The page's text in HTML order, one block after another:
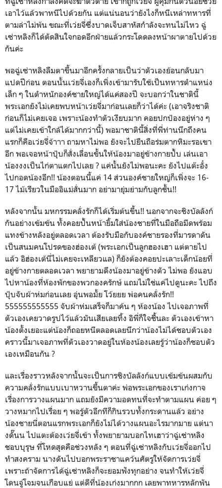
เอาไว้แล้วพาหนีไปด้วยกัน แต่แน่นอนว่ายังไงก็หนีเหล่าทหารที่
ตามล่าไม่พ้น ขณะที่เว่ยจี่ซึ่งบาดเจ็บสาหัสกำลังจะทนไม่ไหว ฉู่
เซ่าหลิงก็ได้ตัดสินใจกอดอีกฝ่ายแล้วกระโดดลงหน้าผาตายไปด้วย
กันค่ะ
พอฉู่เซ่าหลิงลืมตาขึ้นมาอีกครั้งกลายเป็นว่าตัวเองย้อนกลับมา
แปดปีก่อน ตอนนั้นเว่ยจี่เองก็เพิ่งเข้ามารับใช้เป็นทหารตำแหน่ง
เล็ก ๆ ในตำหนักองค์ชายใหญ่ได้แค่สองปี จะบอกว่าในชาตินี้
พระเอกยังไม่เคยพบหน้าเว่ยจี่มาก่อนเลยก็ว่าได้ค่ะ (เอาจริงชาติ
ก่อนก็ไม่เคยเจอ เพราะน้องทำตัวเงียบมาก คอยปกป้องอยู่ห่าง ๆ
แต่ไม่เคยเข้าใกล้ได้มากกว่านี้) พอมาชาตินี้สิ่งที่พี่ท่านนึกถึงคน
แรกก็คือเว่ยจี่จ้าาา ถามหาไม่พอ ยังจะไปยืนถือร่มตากหิมะรอเขา
อีก พอเจอหน้าปุ้บก็สั่งเลื่อนขั้นให้น้องมาอยู่ข้างกายปั้บ เล่นเอา
น้องงงเป็นไก่ตาแตกไปเลย ? แค่นั้นยังไม่พอนะคะ ยังไปแต๊ะอั๋ง
ไปกอดน้องอีก!! น้องตอนนี้แค่ 14 ส่วนองค์ชายใหญ่ก็เพิ่งจะ 16-
17 ไม้เรียวในมืออิแม่สั่นมาก อย่ามายุ่มย่ามกับลูกชั้น!!
หลังจากนั้น มหกรรมคลั่งรักก็ได้เริ่มต้นขึ้น!! นอกจากจะชิงบัลลังก์
กันอย่างเข้มข้น ทั้งคอยปั้นหน้ายิ้มใส่น้องชายที่ในมือถือมีดพร้อม
แทงข้างหลังอยู่ตลอดเวลา ต้องรับมือกับองค์ชายรองที่มารดาดัน
เป็นสนมคนโปรดของฮ่องเต้ (พระเอกเป็นลูกฮองเฮา แต่ตายไป
แล้ว อิฮ่องเต้นี่ไม่เคยจะเหลียวแล) ก็ยังต้องคอยปะเลาะเด็กน้อยที่
อยู่ข้างกายตลอดเวลา พยายามดึงน้องมาอยู่ข้างตัว ไม่พอ ยังแอบ
ไปหาน้องที่ห้องพักของพวกองครักษ์ แถมไม่ใช่แค่ไปดูนะคะ ไปถึง
ปุ้บจับผ้าห่มก่อนเลย อุ่นพอมั้ย โว้ยยย พ่อคนคลั่งรัก!!
555555555555 จับผ้าห่มเสร็จก็มาค้น ๆ ห้องน้อง ไปเจอภาพที่
ตัวเองเคยวาดรูปไว้แล้วมันเสียเลยทิ้ง อิพี่ก็ใจชื้นละ ตัวเองเข้าหา
น้องตั้งเยอะแต่น้องก็ถอยหนีตลอดเลยนึกว่าน้องไม่ได้ชอบตัวเอง
คราวนี้มาเจอภาพที่ตัวเองวาดอยู่ในห้องน้องเลยรู้ว่าน้องก็ชอบตัว
เองเหมือนกัน ?
และเรื่องราวหลังจากนั้นจะเป็นการชิงบัลลังก์แบบเข้มข้นผสมกับ
ความคลั่งรักแบบเบาหวานขึ้นตาค่ะ พ่อพระเอกของเราเก่งกาจ
เรื่องการวางแผนมาก แถมยังมีความอดทนที่จะทำตามแผน ค่อย ๆ
วางหมากไปเรื่อย ๆ พอรู้ตัวอีกทีก็กินรวบทั้งกระดานแล้ว อย่าง
น้องชายนี่ตอนแรกพระเอกก็ยังไม่ได้วางแผนอะไรมากมาย แต่นา
งดั๊นน ไปแตะต้องเว่ยจี่เข้า ทั้งพยายามบอกไทเฮาว่าฉู่เซ่าหลิง
ชอบบุรุษ ที่โหดสุดคือช่วงหลัง ๆ ตอนที่ฉู่เซ่าหลิงกับเว่ยจี่ออกไป
ทำสงคราม นางดันไปบอกพระราชาแคว้นศัตรูให้จัดการเว่ยจี่
เพราะถ้าจัดการได้ฉู่เซ่าหลิงก็จะยอมฟังทุกอย่าง จนทำให้เว่ยจี่
โดนจู่โจมจนเกือบแย่ แต่ดีที่น้องเก่งมากกก เลยพาทหารหลักพัน